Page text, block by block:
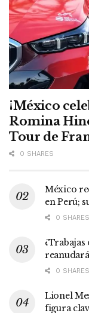
¡México
Romina
Tour de
0 SHARES
México
en Perú;
0 SHARES
¿Trabajas
0 SHARES
Lionel
figura